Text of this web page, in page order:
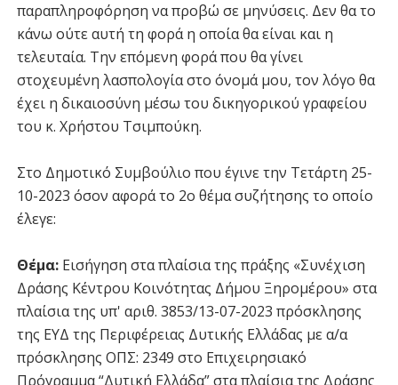
παραπληροφόρηση να προβώ σε μηνύσεις. Δεν θα το
κάνω ούτε αυτή τη φορά η οποία θα είναι και η
τελευταία. Την επόμενη φορά που θα γίνει
στοχευμένη λασπολογία στο όνομά μου, τον λόγο θα
έχει η δικαιοσύνη μέσω του δικηγορικού γραφείου
του κ. Χρήστου Τσιμπούκη.
Στο Δημοτικό Συμβούλιο που έγινε την Τετάρτη 25-
10-2023 όσον αφορά το 2ο θέμα συζήτησης το οποίο
έλεγε:
Θέμα:Εισήγηση στα πλαίσια της πράξης «Συνέχιση
Δράσης Κέντρου Κοινότητας Δήμου Ξηρομέρου» στα
πλαίσια της υπ' αριθ. 3853/13-07-2023 πρόσκλησης
της ΕΥΔ της Περιφέρειας Δυτικής Ελλάδας με α/α
πρόσκλησης ΟΠΣ: 2349 στο Επιχειρησιακό
Πρόγραμμα “Δυτική Ελλάδα” στα πλαίσια της Δράσης